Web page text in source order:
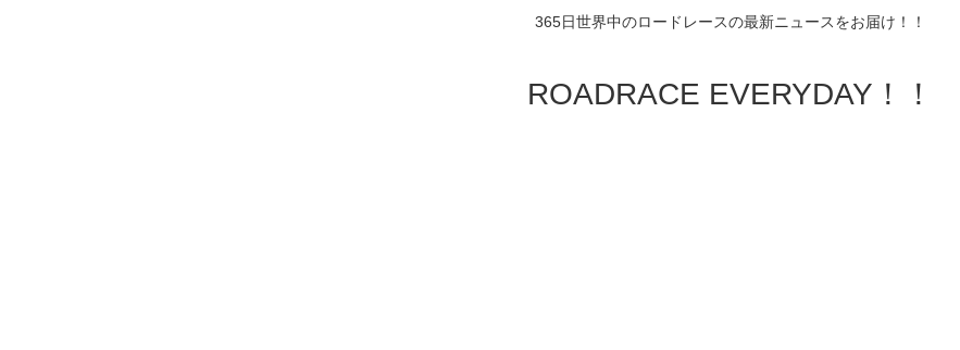
365日世界中のロードレースの最新ニュースをお届け！！
ROADRACE EVERYDAY！！